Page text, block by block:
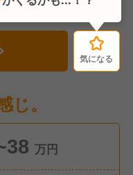
気になる
じ。
万円
気になる